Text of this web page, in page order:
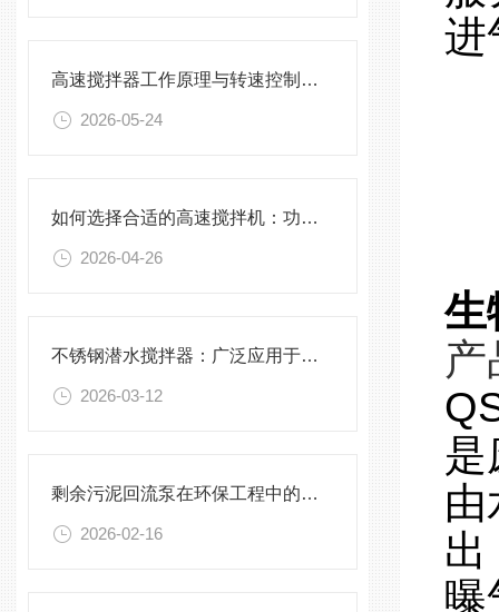
高速搅拌器工作原理与转速控制技术分析
2026-05-24
如何选择合适的高速搅拌机：功率、转速、搅拌桨叶与物料适配性分析
2026-04-26
不锈钢潜水搅拌器：广泛应用于污水处理与化学工程
2026-03-12
剩余污泥回流泵在环保工程中的应用前景
2026-02-16
进
生
产
是
出
曝